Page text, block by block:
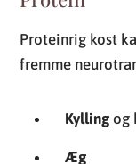
Proteinrig kost
fremme
Kylling og
Æg